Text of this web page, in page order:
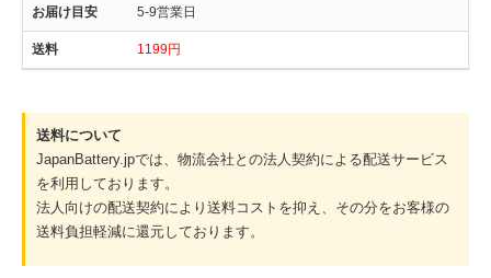
5-9営業日
1199円
送料について
JapanBattery.jpでは、物流会社との法人契約による配送サービス
を利用しております。
法人向けの配送契約により送料コストを抑え、その分をお客様の
送料負担軽減に還元しております。